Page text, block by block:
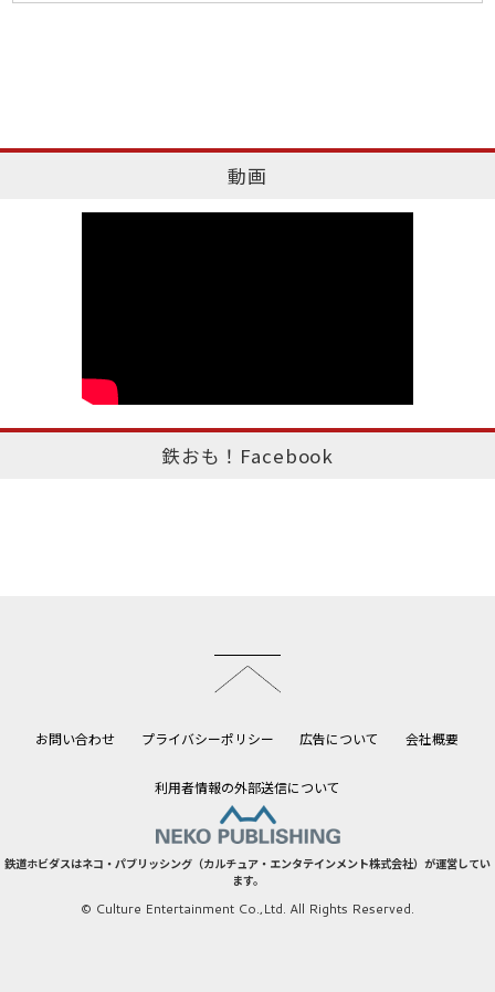
動画
鉄おも！Facebook
お問い合わせ プライバシーポリシー 広告について 会社概要
利用者情報の外部送信について
鉄道ホビダスはネコ・パブリッシング（カルチュア・エンタテインメント株式会社）が運営してい
ます。
© Culture Entertainment Co.,Ltd. All Rights Reserved.